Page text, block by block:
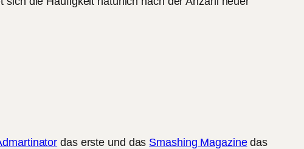
das erste und das Smashing Magazinedas